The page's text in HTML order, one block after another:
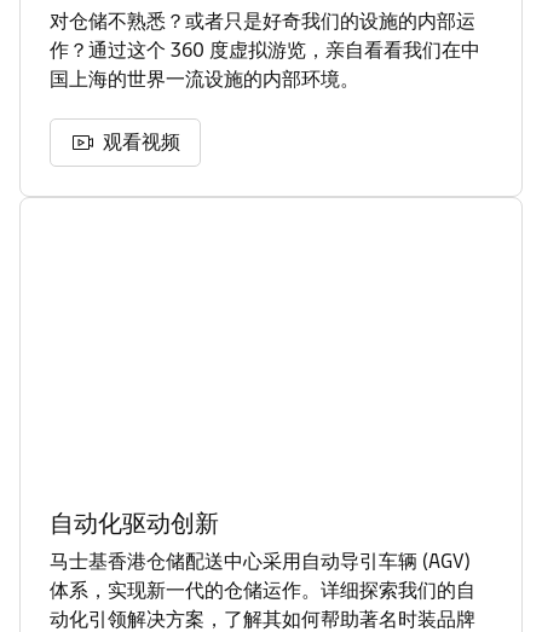
对仓储不熟悉？或者只是好奇我们的设施的内部运
作？通过这个 360 度虚拟游览，亲自看看我们在中
国上海的世界一流设施的内部环境。
观看视频
自动化驱动创新
马士基香港仓储配送中心采用自动导引车辆 (AGV)
体系，实现新一代的仓储运作。详细探索我们的自
动化引领解决方案，了解其如何帮助著名时装品牌